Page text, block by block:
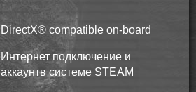
DirectX® compatible on-board
Интернет подключение и
аккаунтв системе STEAM